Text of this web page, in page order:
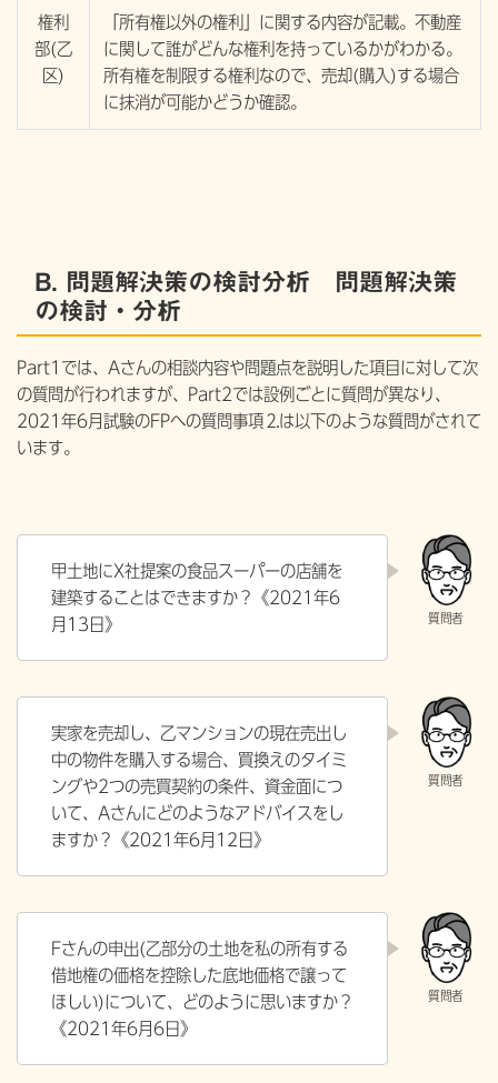
権利
部(乙
区)
「所有権以外の権利」に関する内容が記載。不動産
に関して誰がどんな権利を持っているかがわかる。
所有権を制限する権利なので、売却(購入)する場合
に抹消が可能かどうか確認。
B. 問題解決策の検討分析 問題解決策
の検討・分析
Part1では、Aさんの相談内容や問題点を説明した項目に対して次
の質問が行われますが、Part2では設例ごとに質問が異なり、
2021年6月試験のFPへの質問事項⒉は以下のような質問がされて
います。
甲土地にX社提案の食品スーパーの店舗を
建築することはできますか？《2021年6
月13日》
実家を売却し、乙マンションの現在売出し
中の物件を購入する場合、買換えのタイミ
ングや2つの売買契約の条件、資金面につ
いて、Aさんにどのようなアドバイスをし
ますか？《2021年6月12日》
Fさんの申出(乙部分の土地を私の所有する
借地権の価格を控除した底地価格で譲って
ほしい)について、どのように思いますか？
《2021年6月6日》